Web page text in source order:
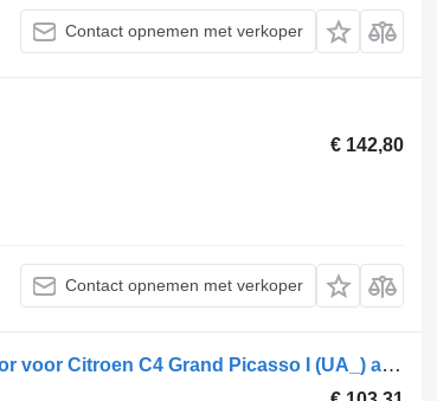
Contact opnemen met verkoper
€ 142,80
Contact opnemen met verkoper
Citroen 2.0 HDi 138 9682778680 turbocompressor voor Citroen C4 Grand Picasso I (UA_) auto